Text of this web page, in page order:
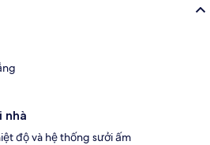
nhà
độ và hệ thống sưởi ấm